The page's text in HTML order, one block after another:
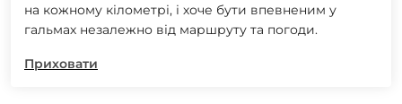
на кожному кілометрі, і хоче бути впевненим у
гальмах незалежно від маршруту та погоди.
Приховати